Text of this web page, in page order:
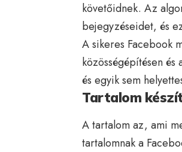
követőidnek. Az
bejegyzéseidet, és
A sikeres Facebook
közösségépítésen
és egyik sem
Tartalom
A tartalom az, ami
tartalomnak a